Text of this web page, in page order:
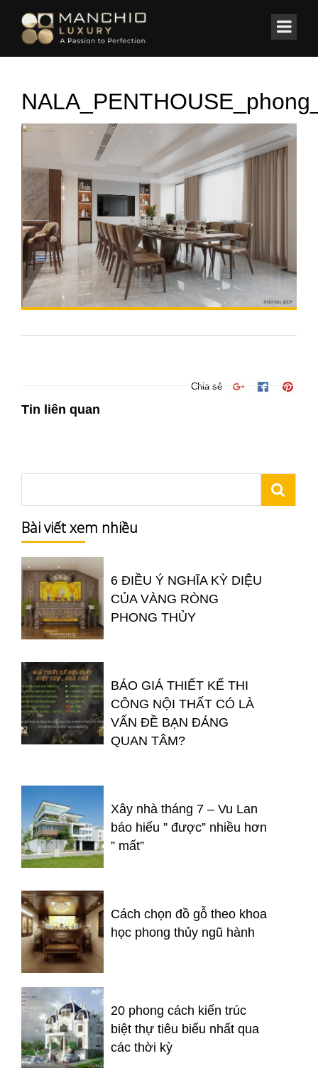
Home/Thi công nội thất/NALA PENTHOUSE
Chia sẻ
Tin liên quan
Bài viết xem nhiều
6 ĐIỀU Ý NGHĨA KỲ DIỆU
CỦA VÀNG RÒNG
PHONG THỦY
BÁO GIÁ THIẾT KẾ THI
CÔNG NỘI THẤT CÓ LÀ
VẤN ĐỀ BẠN ĐÁNG
QUAN TÂM?
Xây nhà tháng 7 – Vu Lan
báo hiếu ” được” nhiều hơn
” mất”
Cách chọn đồ gỗ theo khoa
học phong thủy ngũ hành
20 phong cách kiến trúc
biệt thự tiêu biểu nhất qua
các thời kỳ